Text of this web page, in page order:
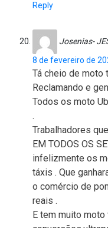
Reply
Josenias-
8 de fevereiro de
Tá cheio de moto
Reclamando e
Todos os moto
.
Trabalhadores
EM TODOS OS
infelizmente os
táxis . Que
o comércio de
reais .
E tem muito